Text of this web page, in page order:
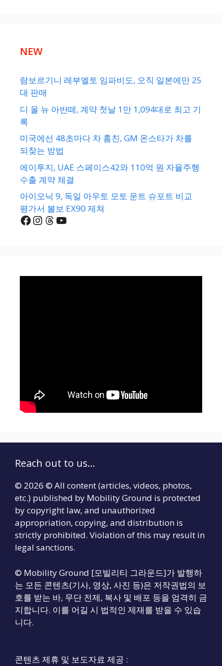
NEW
람보르기니 레부엘토 임파비도, 오직 일본에만 25
대 판매
디 올 뉴 아반떼, 계약 첫날 1만 1,094대로 최고 기
록
미국에선 48초마다 차 훔친, GM 온스타가 차를
되찾는 방법
에이투지, UAE 스페이스42와 110억 원 자율주행
수출 계약 체결
아이오닉 9, 독일 아우토 모토 운트 슈포트 비교
평가서 볼보 EX90 제쳐
Facebook
Instagram
Threads
YouTube
Reach out to us...
© 2026 © All content (articles, videos, photos,
etc.) published by Mobility Ground is protected
by copyright law, and unauthorized
appropriation, copying, and distribution is
strictly prohibited. Violation of this may result in
legal sanctions.
© Mobility Ground [모빌리티 그라운드]가 발행하
는 모든 콘텐츠(기사, 영상, 사진 등)은 저작권법의 보
호를 받는 바, 무단 전제, 복사 및 배포 등을 엄격히 금
지합니다. 이를 어길 시 법적인 제재를 받을 수 있습
니다.
콘텐츠 제휴 및 보도자료 제공 :